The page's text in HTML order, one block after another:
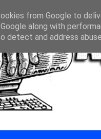
from Google to
along with
detect and address